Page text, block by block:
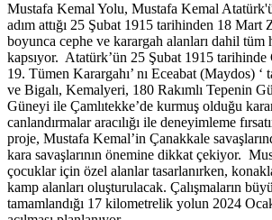
Mustafa Kemal Yolu, Mustafa Kemal
adım attığı 25 Şubat 1915 tarihinden 18 Mart
boyunca cephe ve karargah alanları dahil tüm
kapsıyor. Atatürk’ün 25 Şubat 1915 tarihinde
19. Tümen Karargahı’ nı Eceabat (Maydos) ‘
ve Bigalı, Kemalyeri, 180 Rakımlı Tepenin
Güneyi ile Çamlıtekke’de kurmuş olduğu
canlandırmalar aracılığı ile deneyimleme
proje, Mustafa Kemal’in Çanakkale
kara savaşlarının önemine dikkat çekiyor.
çocuklar için özel alanlar tasarlanırken,
kamp alanları oluşturulacak. Çalışmaların
tamamlandığı 17 kilometrelik yolun 2024